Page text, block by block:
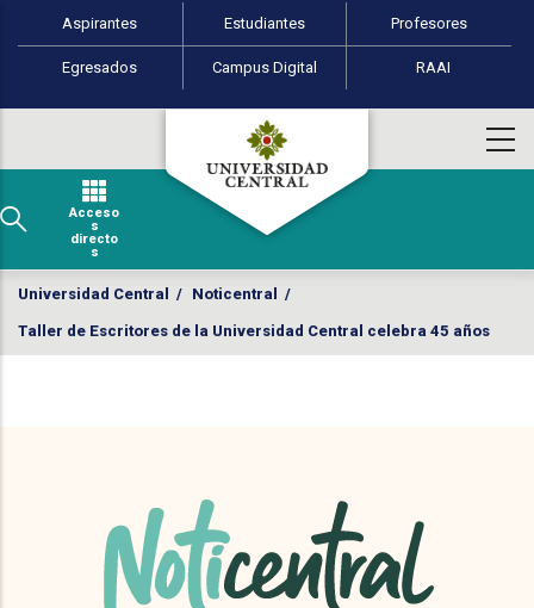
Pasar al contenido principal
Perfiles de usuario
Aspirantes Estudiantes Profesores
Egresados Campus Digital RAAI
Acceso
s
directo
s
Universidad Central / Noticentral /
Taller de Escritores de la Universidad Central celebra 45 años